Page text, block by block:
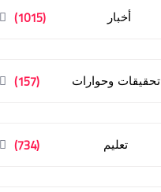
أخبار (1015)
تحقيقات وحوارات (157)
تعليم (734)